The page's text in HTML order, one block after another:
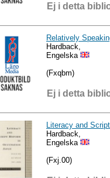
Ej i detta
Relatively
Hardback,
Engelska
(Fxqbm)
Ej i detta
Literacy and
Hardback,
Engelska
(Fxj.00)